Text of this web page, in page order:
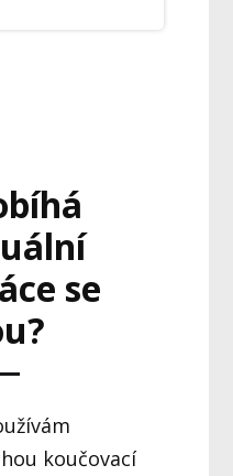
se
koučovací